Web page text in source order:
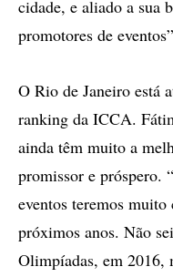
cidade, e aliado a sua
promotores de
O Rio de Janeiro está
ranking da ICCA.
ainda têm muito a
promissor e próspero.
eventos teremos
próximos anos. Não
Olimpíadas, em 2016,